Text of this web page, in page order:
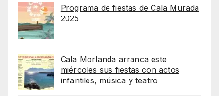
Programa de fiestas de Cala Murada
2025
Cala Morlanda arranca este
miércoles sus fiestas con actos
infantiles, música y teatro